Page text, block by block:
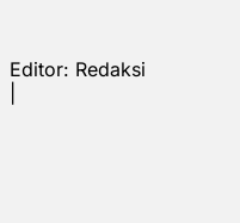
Editor: Redaksi